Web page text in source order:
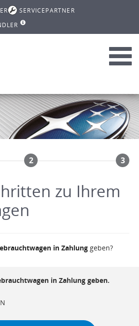
SERVICEPARTNER
2 3
zu Ihrem
in Zahlung geben?
in Zahlung geben.